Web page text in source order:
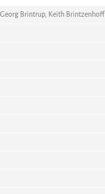
Georg Brintrup, Keith Brintzenhoff